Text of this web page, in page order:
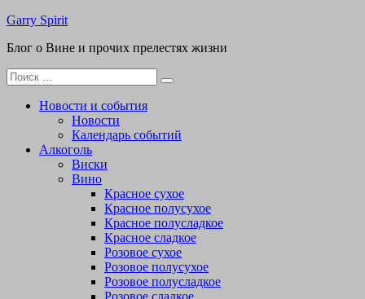
Перейти
содержимому
Garry Spirit
Блог о Вине и прочих прелестях жизни
Поиск
для:
Новости и события
Новости
Календарь событий
Алкоголь
Виски
Вино
Красное сухое
Красное полусухое
Красное полусладкое
Красное сладкое
Розовое сухое
Розовое полусухое
Розовое полусладкое
Розовое сладкое